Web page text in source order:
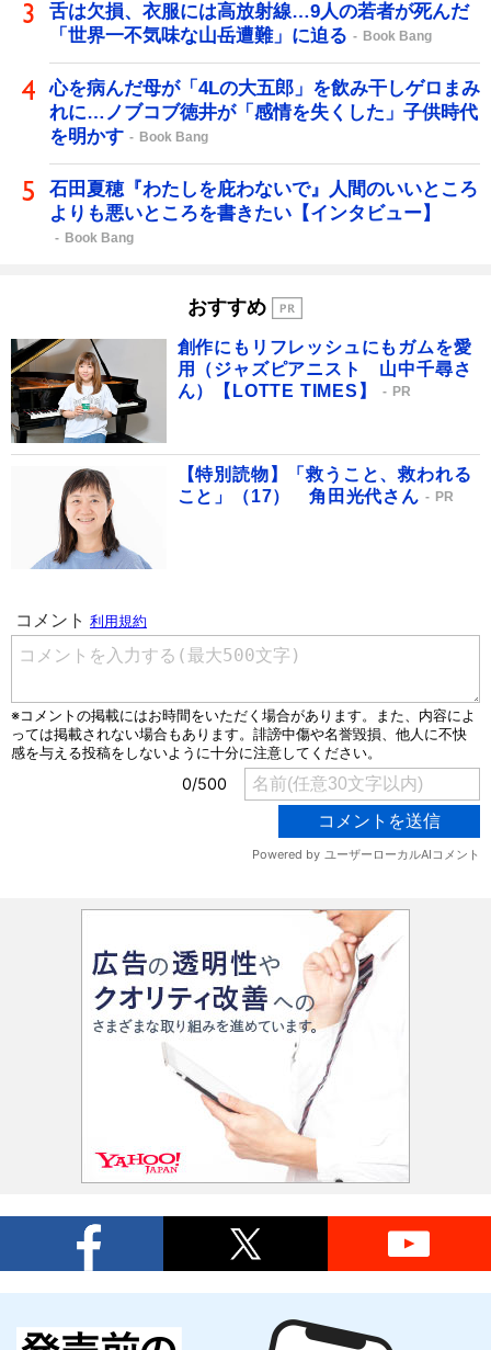
舌は欠損、衣服には高放射線…9人の若者が死んだ
「世界一不気味な山岳遭難」に迫る
Book Bang
心を病んだ母が「4Lの大五郎」を飲み干しゲロまみ
れに…ノブコブ徳井が「感情を失くした」子供時代
を明かす
Book Bang
石田夏穂『わたしを庇わないで』人間のいいところ
よりも悪いところを書きたい【インタビュー】
Book Bang
おすすめ
創作にもリフレッシュにもガムを愛
用（ジャズピアニスト 山中千尋さ
ん）【LOTTE TIMES】
PR
【特別読物】「救うこと、救われる
こと」（17） 角田光代さん
PR